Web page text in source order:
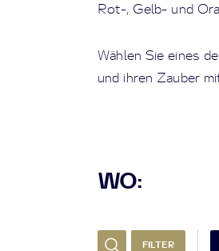
Rot-, Gelb- und
Wählen Sie eines
und ihren Zauber
WO:
FILTER